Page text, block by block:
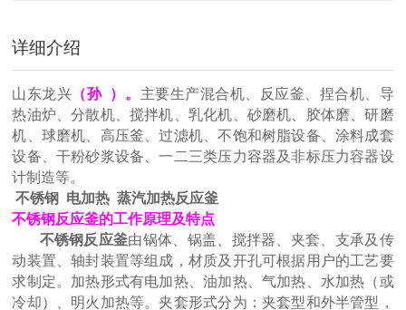
详细介绍
山东龙兴 （孙 ）。 主要生产混合机、反应釜、捏合机、导
热油炉、分散机、搅拌机、乳化机、砂磨机、胶体磨、研磨
机、球磨机、高压釜、过滤机、不饱和树脂设备、涂料成套
设备、干粉砂浆设备、一二三类压力容器及非标压力容器设
计制造等。
不锈钢 电加热 蒸汽加热反应釜
不锈钢反应釜的工作原理及特点
不锈钢反应釜由锅体、锅盖、搅拌器、夹套、支承及传
动装置、轴封装置等组成，材质及开孔可根据用户的工艺要
求制定。加热形式有电加热、油加热、气加热、水加热（或
冷却）、明火加热等。夹套形式分为：夹套型和外半管型，